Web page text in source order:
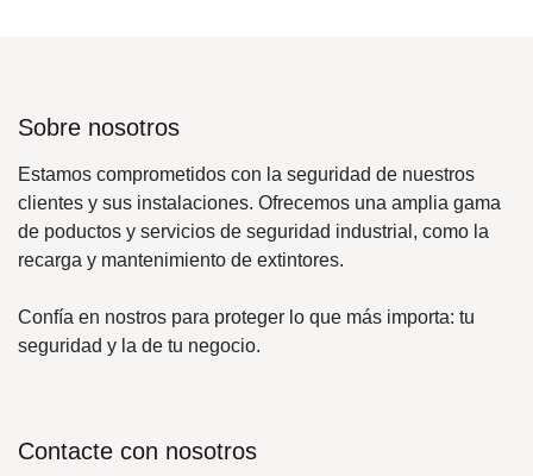
Sobre nosotros
Estamos comprometidos con la seguridad de nuestros
clientes y sus instalaciones. Ofrecemos una amplia
gama de poductos y servicios de seguridad industrial,
como la recarga y mantenimiento de extintores.
Confía en nostros para proteger lo que más importa:
tu seguridad y la de tu negocio.
Contacte con nosotros